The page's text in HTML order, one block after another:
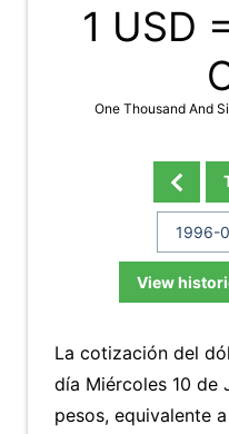
1 USD =
One Thousand And
View
La cotización del
día Miércoles 10 de
pesos, equivalente